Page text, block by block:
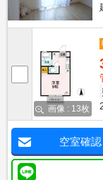
画像 : 13枚
空室確認